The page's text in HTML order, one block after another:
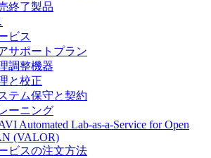
終了製品
ビス
サポートプラン
調整機器
と校正
テム保守と契約
ーニング
Automated Lab-as-a-Service for Open
(VALOR)
ビスの注文方法